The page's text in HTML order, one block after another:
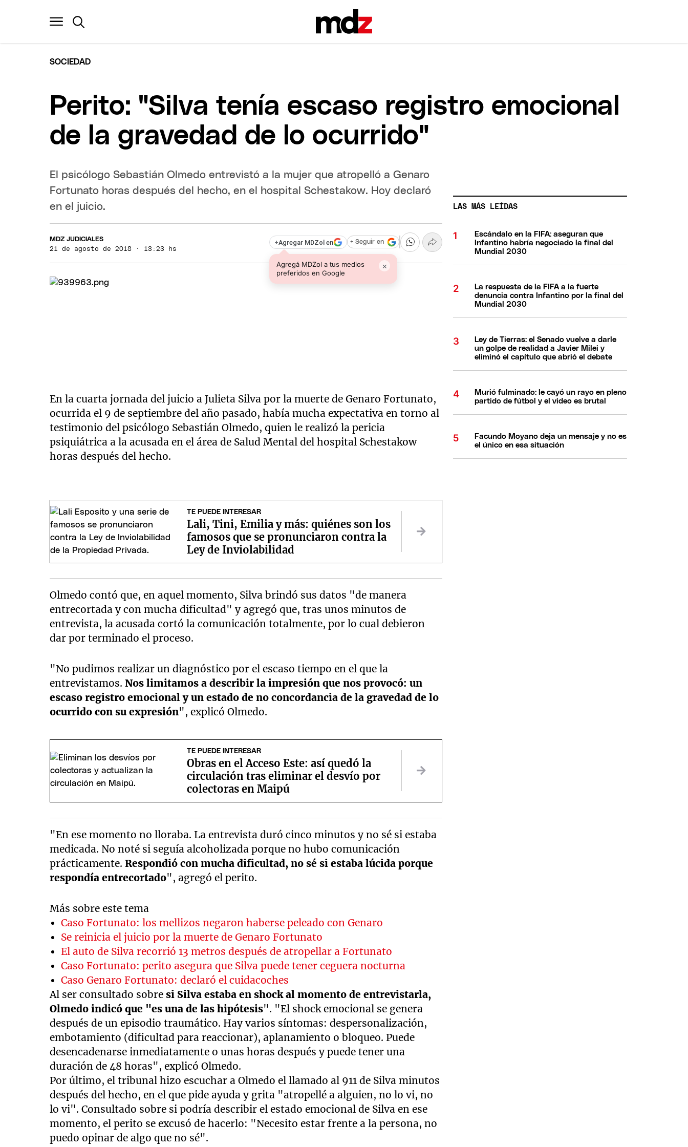
SOCIEDAD
Perito: "Silva tenía escaso registro emocional
de la gravedad de lo ocurrido"
El psicólogo Sebastián Olmedo entrevistó a la mujer que atropelló a Genaro
Fortunato horas después del hecho, en el hospital Schestakow. Hoy declaró
en el juicio.
MDZ JUDICIALES
21 de agosto de 2018 · 13:23 hs
+Agregar MDZol en
Agregá MDZol a tus medios
preferidos en Google
×
+ Seguir en
En la cuarta jornada del juicio a Julieta Silva por la muerte de Genaro Fortunato,
ocurrida el 9 de septiembre del año pasado, había mucha expectativa en torno al
testimonio del psicólogo Sebastián Olmedo, quien le realizó la pericia
psiquiátrica a la acusada en el área de Salud Mental del hospital Schestakow
horas después del hecho.
TE PUEDE INTERESAR
Lali, Tini, Emilia y más: quiénes son los
famosos que se pronunciaron contra la
Ley de Inviolabilidad
Olmedo contó que, en aquel momento, Silva brindó sus datos "de manera
entrecortada y con mucha dificultad" y agregó que, tras unos minutos de
entrevista, la acusada cortó la comunicación totalmente, por lo cual debieron
dar por terminado el proceso.
"No pudimos realizar un diagnóstico por el escaso tiempo en el que la
entrevistamos.Nos limitamos a describir la impresión que nos provocó: un
escaso registro emocional y un estado de no concordancia de la gravedad de lo
ocurrido con su expresión", explicó Olmedo.
TE PUEDE INTERESAR
Obras en el Acceso Este: así quedó la
circulación tras eliminar el desvío por
colectoras en Maipú
"En ese momento no lloraba. La entrevista duró cinco minutos y no sé si estaba
medicada. No noté si seguía alcoholizada porque no hubo comunicación
prácticamente.Respondió con mucha dificultad, no sé si estaba lúcida porque
respondía entrecortado", agregó el perito.
Más sobre este tema
Caso Fortunato: los mellizos negaron haberse peleado con Genaro
Se reinicia el juicio por la muerte de Genaro Fortunato
El auto de Silva recorrió 13 metros después de atropellar a Fortunato
Caso Fortunato: perito asegura que Silva puede tener ceguera nocturna
Caso Genaro Fortunato: declaró el cuidacoches
Al ser consultado sobresi Silva estaba en shock al momento de entrevistarla,
Olmedo indicó que "es una de las hipótesis". "El shock emocional se genera
después de un episodio traumático. Hay varios síntomas: despersonalización,
embotamiento (dificultad para reaccionar), aplanamiento o bloqueo. Puede
desencadenarse inmediatamente o unas horas después y puede tener una
duración de 48 horas", explicó Olmedo.
Por último, el tribunal hizo escuchar a Olmedo el llamado al 911 de Silva minutos
después del hecho, en el que pide ayuda y grita "atropellé a alguien, no lo vi, no
lo vi". Consultado sobre si podría describir el estado emocional de Silva en ese
momento, el perito se excusó de hacerlo: "Necesito estar frente a la persona, no
puedo opinar de algo que no sé".
LAS MÁS LEÍDAS
Escándalo en la FIFA: aseguran que
Infantino habría negociado la final del
Mundial 2030
La respuesta de la FIFA a la fuerte
denuncia contra Infantino por la final del
Mundial 2030
Ley de Tierras: el Senado vuelve a darle
un golpe de realidad a Javier Milei y
eliminó el capítulo que abrió el debate
Murió fulminado: le cayó un rayo en pleno
partido de fútbol y el video es brutal
Facundo Moyano deja un mensaje y no es
el único en esa situación